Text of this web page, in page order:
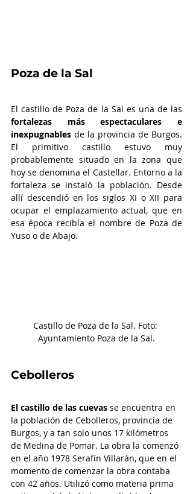
Poza de la Sal
fortalezas más espectaculares e
inexpugnables de la provincia de Burgos.
El primitivo castillo estuvo muy
probablemente situado en la zona que
hoy se denomina el Castellar. Entorno a la
fortaleza se instaló la población. Desde
allí descendió en los siglos XI o XII para
ocupar el emplazamiento actual, que en
esa época recibía el nombre de Poza de
Yuso o de Abajo.
Castillo de Poza de la Sal. Foto:
Ayuntamiento Poza de la Sal.
Cebolleros
El castillo de las cuevas se encuentra en
la población de Cebolleros, provincia de
Burgos, y a tan solo unos 17 kilómetros
de Medina de Pomar. La obra la comenzó
en el año 1978 Serafín Villarán, que en el
momento de comenzar la obra contaba
con 42 años. Utilizó como materia prima